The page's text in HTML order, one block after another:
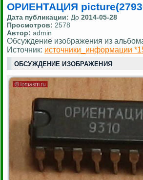
ОРИЕНТАЦИЯ
Дата публикации: До 2014-05-28
Просмотров: 2578
Автор: admin
Обсуждение изображения из
Источник: источники_информации
ОБСУЖДЕНИЕ ИЗОБРАЖЕНИЯ